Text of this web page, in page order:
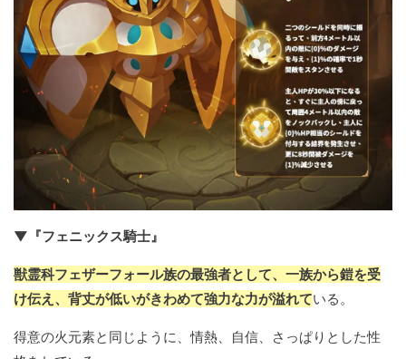
▼『フェニックス騎士』
獣霊科フェザーフォール族の最強者として、一族から鎧を受
け伝え、背丈が低いがきわめて強力な力が溢れている。
得意の火元素と同じように、情熱、自信、さっぱりとした性